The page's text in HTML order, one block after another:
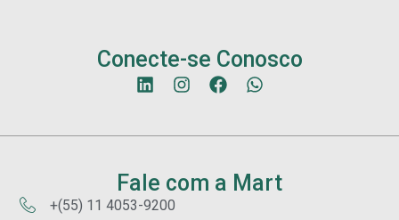
Conecte-se Conosco
Fale com a Mart
+(55) 11 4053-9200